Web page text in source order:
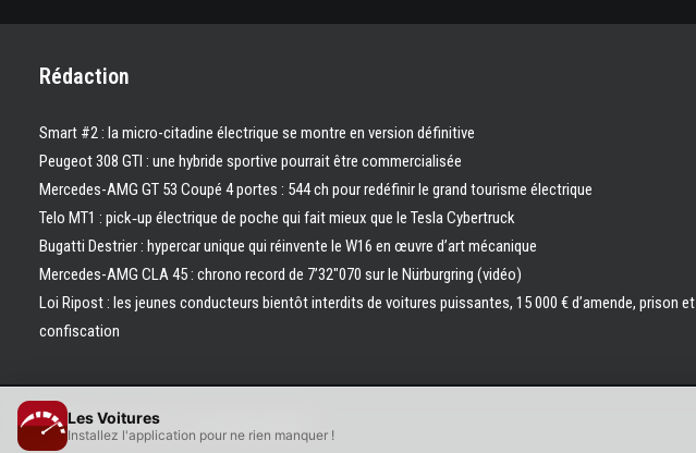
Rédaction
Smart #2 : la micro-citadine électrique se montre en version définitive
Peugeot 308 GTI : une hybride sportive pourrait être commercialisée
Mercedes-AMG GT 53 Coupé 4 portes : 544 ch pour redéfinir le grand tourisme électrique
Telo MT1 : pick‑up électrique de poche qui fait mieux que le Tesla Cybertruck
Bugatti Destrier : hypercar unique qui réinvente le W16 en œuvre d’art mécanique
Mercedes-AMG CLA 45 : chrono record de 7’32″070 sur le Nürburgring (vidéo)
Loi Ripost : les jeunes conducteurs bientôt interdits de voitures puissantes, 15 000 € d’amende, prison et
confiscation
© 2026 Les Voitures. | Tous droits réservés.
Les Voitures
Installez l'application pour ne rien manquer !